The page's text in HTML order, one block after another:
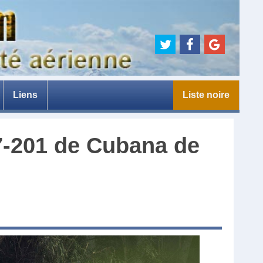
Liens Liste noire
201 de Cubana de